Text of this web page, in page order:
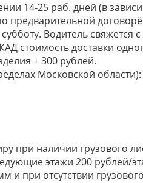
14-25 раб. дней (в
предварительной
Водитель
стоимость доставки
+ 300 рублей.
Московской
при наличии грузового
этажи 200 рублей/
при отсутствии